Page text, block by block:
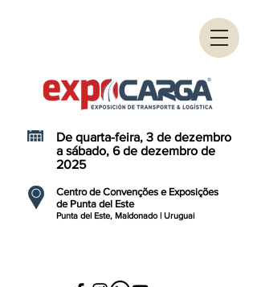
Centro de Convenções e Exposições
de Punta del Este
Punta del Este, Maldonado | Uruguai
De quarta-feira, 3 de dezembro
a sábado, 6 de dezembro de
2025